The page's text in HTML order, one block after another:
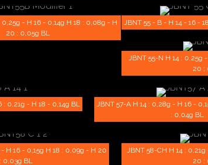
0,25g - H 16 - 0,14g H 18 : 0,08g - H
20 : 0,05g BL
JBNT 55 - B - H 14 - 16 -
JBNT 55-N H 14 : 0,25g
20 :
: 0,21g - H 18 - 0,14g BL
JBNT 57-A H 14 : 0,28g - H 16 -
: 0,04g BL
H 16 - 0,15g H 18 : 0,09g - H 20
: 0,03g BL
JBNT 58-CH H 14 :
20 :